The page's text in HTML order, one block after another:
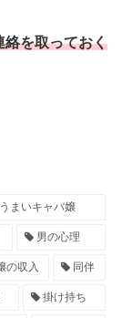
絡を取っておく
まいキャバ嬢
男の心理
の収入 同伴
掛け持ち